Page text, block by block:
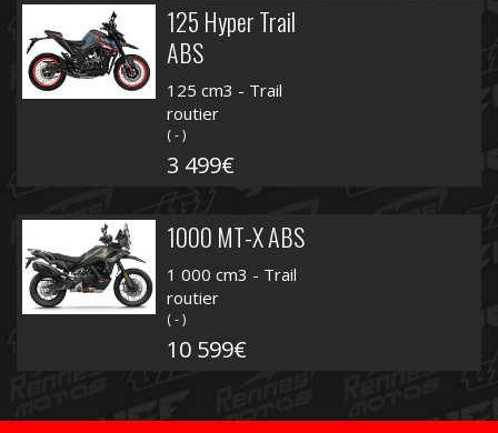
125 Hyper Trail
ABS
125 cm3 - Trail
routier
( - )
3 499€
1000 MT-X ABS
1 000 cm3 - Trail
routier
( - )
10 599€